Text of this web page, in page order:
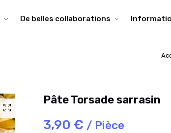
De belles collaborations
Pâte Torsade sarrasin
3,90 € / Pièce